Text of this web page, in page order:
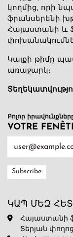
կողմից, որի
ֆրանսերենի
Հայաստանի և
Կայքի թիմը
առաջարկ։
Բոլոր
VOTRE
ԿԱՊ ՄԵԶ ՀԵՏ
Հայաստանի
Տերյան